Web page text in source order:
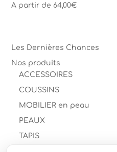
Note
4.00
A partir de 64,00€
Les Dernières Chances
Nos produits
ACCESSOIRES
COUSSINS
MOBILIER en peau
PEAUX
TAPIS